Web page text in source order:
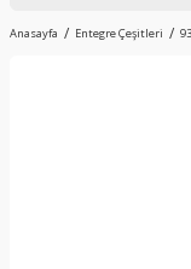
Anasayfa Entegre Çeşitleri